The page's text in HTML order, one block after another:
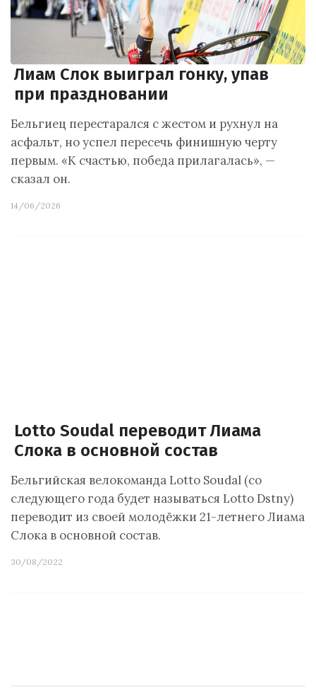
Лиам Слок выиграл гонку, упав
при праздновании
Бельгиец перестарался с жестом и рухнул на
асфальт, но успел пересечь финишную черту
первым. «К счастью, победа прилагалась», —
сказал он.
14/06/2026
Lotto Soudal переводит Лиама
Слока в основной состав
Бельгийская велокоманда Lotto Soudal (со
следующего года будет называться Lotto Dstny)
переводит из своей молодёжки 21-летнего Лиама
Слока в основной состав.
30/08/2022